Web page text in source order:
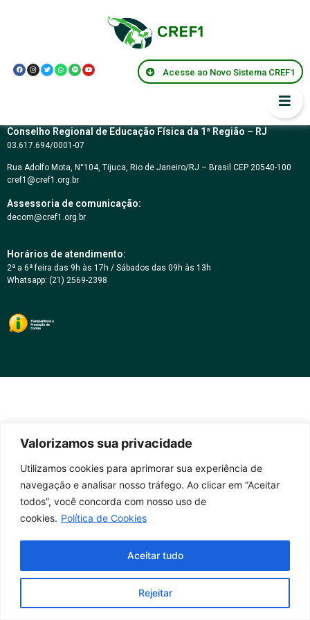
Valorizamos sua privacidade
Utilizamos cookies para aprimorar sua experiência de
navegação e analisar nosso tráfego. Ao clicar em “Aceitar
todos”, você concorda com nosso uso de
cookies. Política de Cookies
Rejeitar
Aceitar tudo
Acesse ao Novo Sistema CREF1
Centro de memórias
André Silva
Conselho Regional de Educação Física da 1ª Região – RJ
03.617.694/0001-07
Rua Adolfo Mota, N°104, Tijuca, Rio de Janeiro/RJ – Brasil CEP 20540-100
cref1@cref1.org.br
Assessoria de comunicação:
decom@cref1.org.br
Horários de atendimento:
2ª a 6ª feira das 9h às 17h / Sábados das 09h às 13h
Whatsapp: (21) 2569-2398